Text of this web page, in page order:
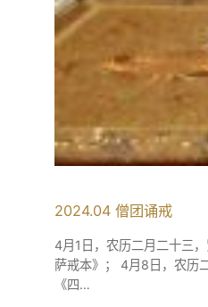
2024.04 僧团诵戒
4月1日，农历二月二十三
萨戒本》； 4月8日，农历
《四…